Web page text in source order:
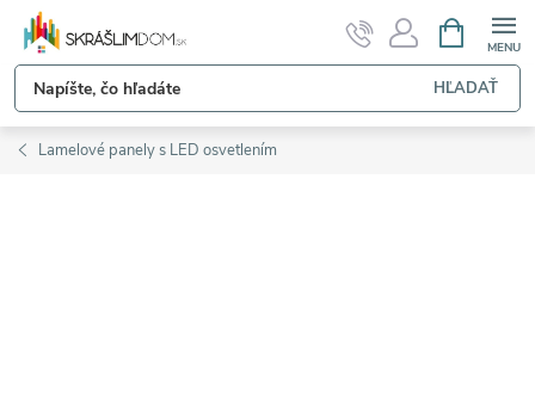
Prejsť
obsah
HĽADAŤ
KOŠÍK
Lamelové panely s LED osvetlením